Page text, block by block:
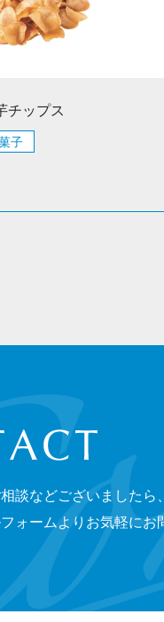
チップス
子
談などございましたら
ォームよりお気軽にお